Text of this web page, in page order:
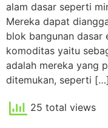
alam dasar seperti
Mereka dapat
blok bangunan
komoditas yaitu
adalah mereka yang
ditemukan, seperti […]
25 total views